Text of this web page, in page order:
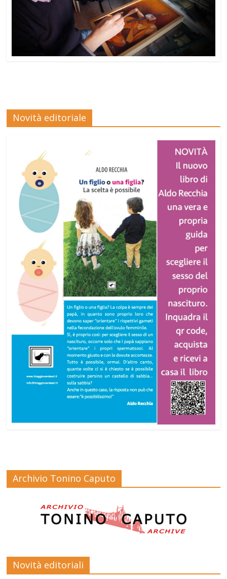
Novità editoriale
Archivio Tonino Caputo
Novità editoriali